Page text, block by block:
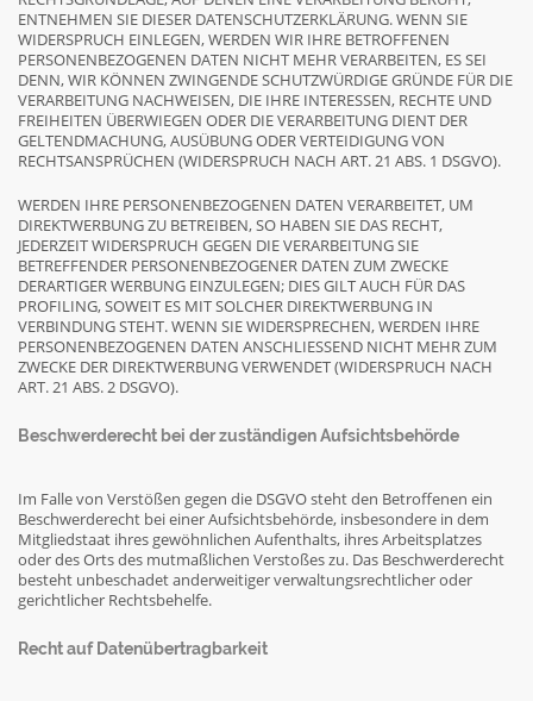
ENTNEHMEN SIE DIESER DATENSCHUTZERKLÄRUNG. WENN SIE
WIDERSPRUCH EINLEGEN, WERDEN WIR IHRE BETROFFENEN
PERSONENBEZOGENEN DATEN NICHT MEHR VERARBEITEN, ES SEI
DENN, WIR KÖNNEN ZWINGENDE SCHUTZWÜRDIGE GRÜNDE FÜR DIE
VERARBEITUNG NACHWEISEN, DIE IHRE INTERESSEN, RECHTE UND
FREIHEITEN ÜBERWIEGEN ODER DIE VERARBEITUNG DIENT DER
GELTENDMACHUNG, AUSÜBUNG ODER VERTEIDIGUNG VON
RECHTSANSPRÜCHEN (WIDERSPRUCH NACH ART. 21 ABS. 1 DSGVO).
WERDEN IHRE PERSONENBEZOGENEN DATEN VERARBEITET, UM
DIREKTWERBUNG ZU BETREIBEN, SO HABEN SIE DAS RECHT,
JEDERZEIT WIDERSPRUCH GEGEN DIE VERARBEITUNG SIE
BETREFFENDER PERSONENBEZOGENER DATEN ZUM ZWECKE
DERARTIGER WERBUNG EINZULEGEN; DIES GILT AUCH FÜR DAS
PROFILING, SOWEIT ES MIT SOLCHER DIREKTWERBUNG IN
VERBINDUNG STEHT. WENN SIE WIDERSPRECHEN, WERDEN IHRE
PERSONENBEZOGENEN DATEN ANSCHLIESSEND NICHT MEHR ZUM
ZWECKE DER DIREKTWERBUNG VERWENDET (WIDERSPRUCH NACH
ART. 21 ABS. 2 DSGVO).
Beschwerde­recht bei der zuständigen Aufsichts­behörde
Im Falle von Verstößen gegen die DSGVO steht den Betroffenen ein
Beschwerderecht bei einer Aufsichtsbehörde, insbesondere in dem
Mitgliedstaat ihres gewöhnlichen Aufenthalts, ihres Arbeitsplatzes
oder des Orts des mutmaßlichen Verstoßes zu. Das Beschwerderecht
besteht unbeschadet anderweitiger verwaltungsrechtlicher oder
gerichtlicher Rechtsbehelfe.
Recht auf Daten­übertrag­barkeit